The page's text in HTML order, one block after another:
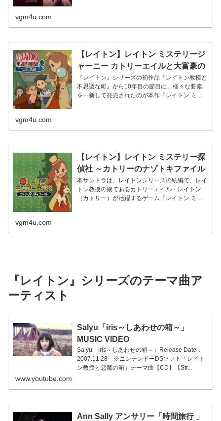
vgm4u.com
【レイトン】レイトン ミステリージ
ャーニー カトリーエイルと大富豪の
陰謀（オリジナル・サウンドトラッ
ク）– 西浦智仁
『レイトン』シリーズの初作品『レイトン教授と
不思議な町』から10年目の節目に、様々な要素
を一新して発売されたのが本作『レイトン ミス
vgm4u.com
【レイトン】レイトン ミステリー探
偵社 ～カトリーのナゾトキファイル
～（オリジナル・サウンドトラッ
ク） – 西浦智仁
本サントラは、レイトンシリーズの続編で、レイ
トン教授の娘であるカトリーエイル・レイトン
（カトリー）が活躍するゲーム『レイトン ミス
vgm4u.com
『レイトン』シリーズのテーマ曲ア
ーティスト
Salyu「iris～しあわせの箱～」
MUSIC VIDEO
Salyu「iris～しあわせの箱～」Release Date：
2007.11.28 ※ニンテンドーDSソフト「レイト
ン教授と悪魔の箱」テーマ曲【CD】【Str...
www.youtube.com
Ann Sally アンサリー「時間旅行 」